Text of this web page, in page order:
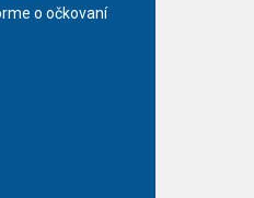
o očkovaní